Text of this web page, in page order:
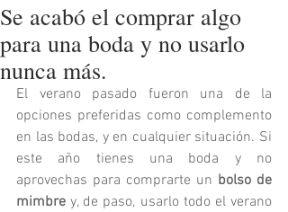
Se acabó el comprar algo
para una boda y no usarlo
nunca más.
El verano pasado fueron una de la
opciones preferidas como complemento
en las bodas, y en cualquier situación. Si
este año tienes una boda y no
aprovechas para comprarte un bolso de
mimbre y, de paso, usarlo todo el verano